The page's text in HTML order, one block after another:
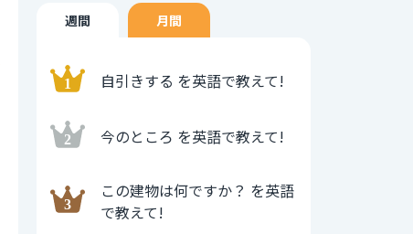
週間 月間
自引きする を英語で教えて!
今のところ を英語で教えて!
この建物は何ですか？ を英語
で教えて!